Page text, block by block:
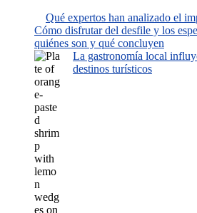
Qué expertos han analizado el
Cómo disfrutar del desfile y los
quiénes son y qué concluyen
La gastronomía local
destinos turísticos